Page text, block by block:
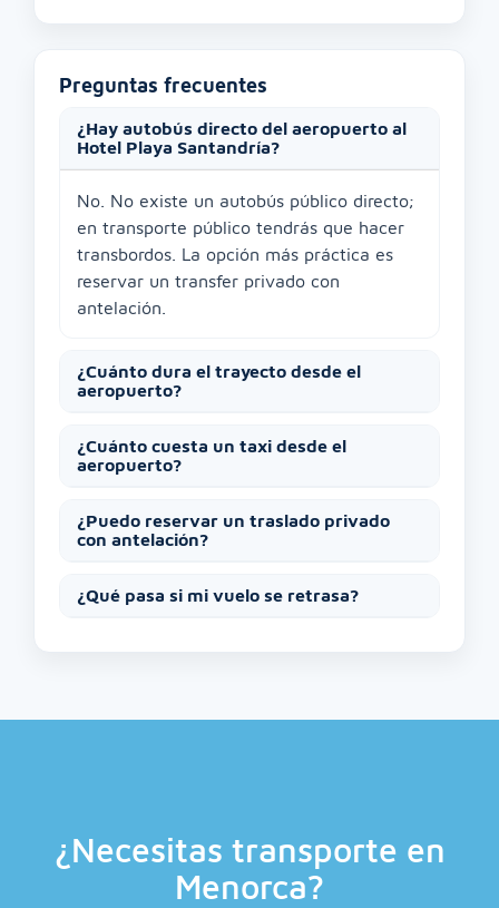
Preguntas frecuentes
¿Hay autobús directo del aeropuerto al
Hotel Playa Santandría?
No. No existe un autobús público directo;
en transporte público tendrás que hacer
transbordos. La opción más práctica es
reservar un transfer privado con
antelación.
¿Cuánto dura el trayecto desde el
aeropuerto?
¿Cuánto cuesta un taxi desde el
aeropuerto?
¿Puedo reservar un traslado privado
con antelación?
¿Qué pasa si mi vuelo se retrasa?
¿Necesitas transporte en
Menorca?